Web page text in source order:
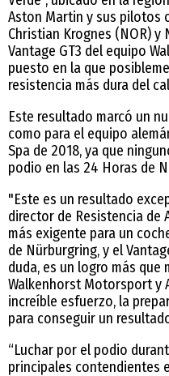
Aston Martin y sus pilotos
Christian Krognes (NOR) y
Vantage GT3 del equipo
puesto en la que
resistencia más dura del
Este resultado marcó un
como para el equipo
Spa de 2018, ya que
podio en las 24 Horas de
"Este es un resultado
director de Resistencia de
más exigente para un
de Nürburgring, y el
duda, es un logro más
Walkenhorst Motorsport y
increíble esfuerzo, la
para conseguir un
“Luchar por el podio
principales contendientes